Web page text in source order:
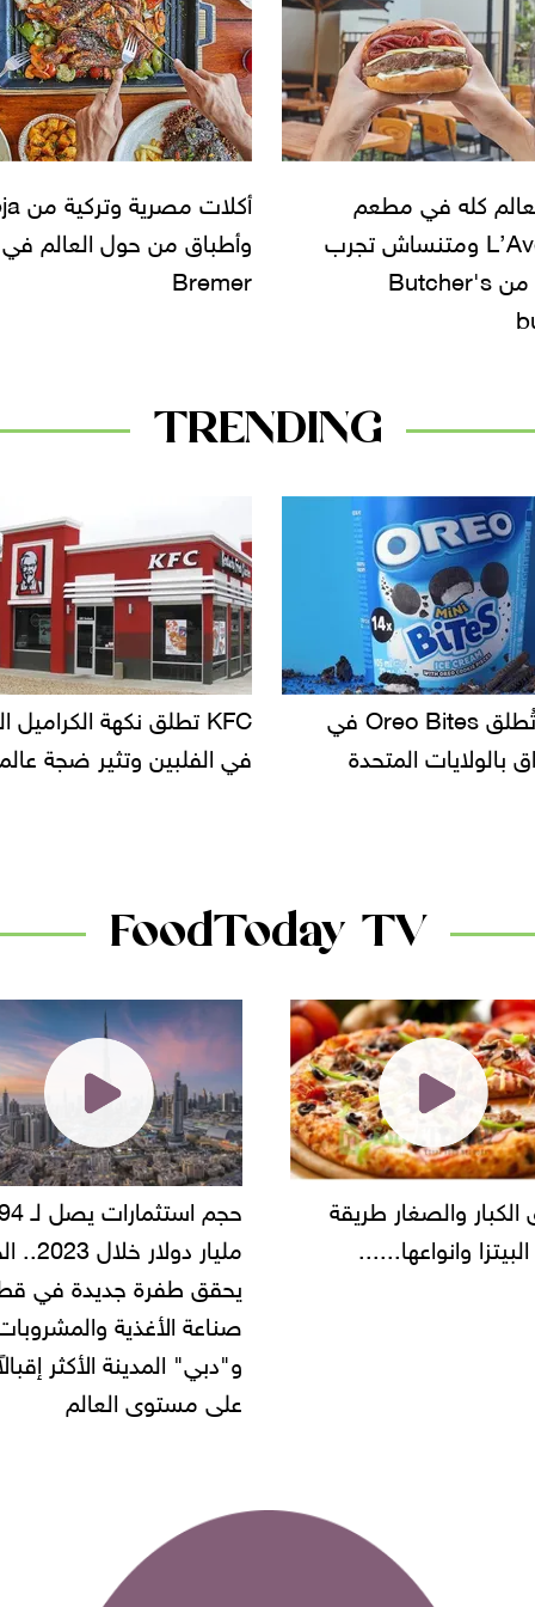
من حول العالم في
مطعم Mr. Pretzels ..
مخبوزات أمريكية
العالم كله وفي مصر
TRENDING
KFC تطلق نكهة الكراميل المملح
وتثير ضجة عالمية
دعوات للتحقيق في أسباب
سحب بعض ألبان
FoodToday TV
حجم استثمارات يصل لـ 94
"أمن القاهرة" يضبط
شركة مطاعم استولى على
أموال المواطنين بزعم